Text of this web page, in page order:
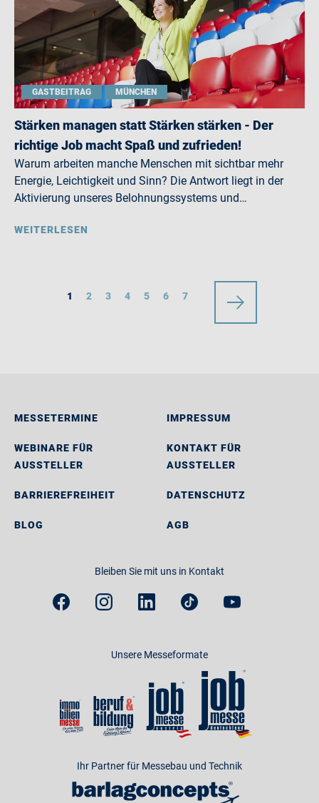
GASTBEITRAG MÜNCHEN
Stärken managen statt Stärken stärken - Der
richtige Job macht Spaß und zufrieden!
Warum arbeiten manche Menschen mit sichtbar mehr
Energie, Leichtigkeit und Sinn? Die Antwort liegt in der
Aktivierung unseres Belohnungssystems und…
WEITERLESEN
1 2 3 4 5 6 7
MESSETERMINE
WEBINARE FÜR
AUSSTELLER
BARRIEREFREIHEIT
BLOG
IMPRESSUM
KONTAKT FÜR
AUSSTELLER
DATENSCHUTZ
AGB
Bleiben Sie mit uns in Kontakt
Unsere Messeformate
Ihr Partner für Messebau und Technik